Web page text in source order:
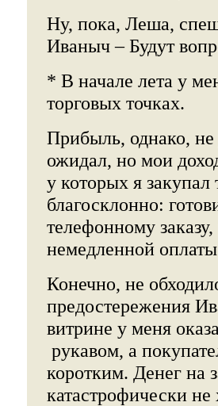
Ну, пока, Леша,
Иваныч – Будут
* В начале лета у
торговых точках.
Прибыль, однако, не
ожидал, но мои
у которых я закупал
благосклонно:
телефонному
немедленной
Конечно, не
предостережения
витрине у меня
рукавом, а
коротким. Денег на
катастрофически не